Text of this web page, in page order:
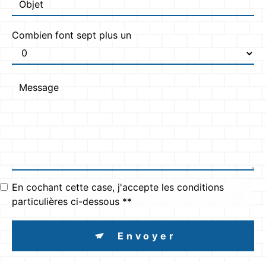
Combien font sept plus un
En cochant cette case, j'accepte les conditions
particulières ci-dessous **
Envoyer